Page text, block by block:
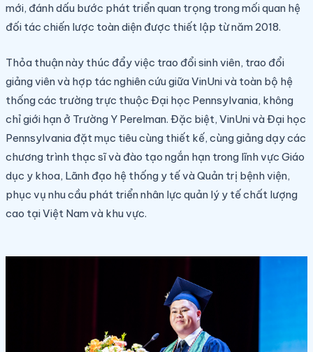
mới, đánh dấu bước phát triển quan trọng trong mối quan hệ
đối tác chiến lược toàn diện được thiết lập từ năm 2018.
Thỏa thuận này thúc đẩy việc trao đổi sinh viên, trao đổi
giảng viên và hợp tác nghiên cứu giữa VinUni và toàn bộ hệ
thống các trường trực thuộc Đại học Pennsylvania, không
chỉ giới hạn ở Trường Y Perelman. Đặc biệt, VinUni và Đại học
Pennsylvania đặt mục tiêu cùng thiết kế, cùng giảng dạy các
chương trình thạc sĩ và đào tạo ngắn hạn trong lĩnh vực Giáo
dục y khoa, Lãnh đạo hệ thống y tế và Quản trị bệnh viện,
phục vụ nhu cầu phát triển nhân lực quản lý y tế chất lượng
cao tại Việt Nam và khu vực.